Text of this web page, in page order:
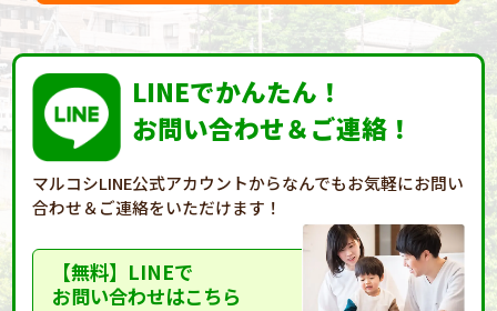
LINEでかんたん！
お問い合わせ＆ご連絡！
マルコシLINE公式アカウントからなんでもお気軽にお問い
合わせ＆ご連絡をいただけます！
【無料】LINEで
お問い合わせはこちら